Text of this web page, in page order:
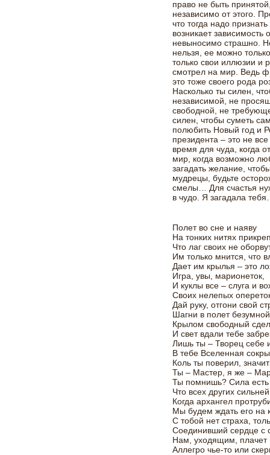
право не быть
независимо от этого.
что тогда надо
возникает зависимость
невыносимо страшно.
нельзя, ее можно
только свои иллюзии и
смотрел на мир. Ведь
это тоже своего рода
Насколько ты силен,
независимой, не
свободной, не
силен, чтобы суметь
полюбить Новый год и
президента – это не
время для чуда, когда
мир, когда возможно
загадать желание,
мудрецы, будьте
смелы… Для счастья
в чудо. Я загадала
Полет во сне и наяву
На тонких нитях
Что лаг своих не
Им только мнится, что
Дает им крылья – это
Игра, увы, марионеток,
И куклы все – слуга и
Своих нелепых
Дай руку, отгони свой
Шагни в полет
Крылом свободный
И свет вдали тебе
Лишь ты – Творец себе
В тебе Вселенная
Коль ты поверил,
Ты – Мастер, я же –
Ты помнишь? Сила
Что всех других
Когда архангел
Мы будем ждать его на
С тобой нет страха,
Соединивший сердце с
Нам, уходящим, плачет
Аллегро чье-то или